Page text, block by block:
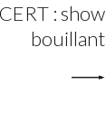
: show
bouillant